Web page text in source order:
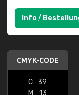
Info /
CMYK-CODE
C
39
M
13